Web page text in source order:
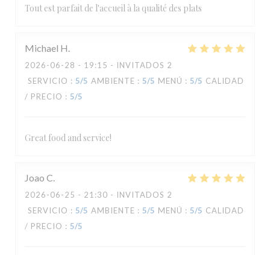
Tout est parfait de l'accueil à la qualité des plats
Michael H
2026-06-28 - 19:15 - INVITADOS 2
SERVICIO : 5/5 AMBIENTE : 5/5 MENÚ : 5/5 CALIDAD
/ PRECIO : 5/5
Great food and service!
Joao C
2026-06-25 - 21:30 - INVITADOS 2
SERVICIO : 5/5 AMBIENTE : 5/5 MENÚ : 5/5 CALIDAD
/ PRECIO : 5/5